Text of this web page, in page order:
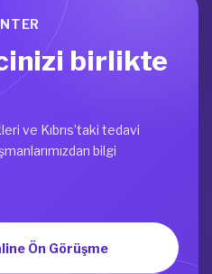
birlikte
ve Kıbrıs’taki tedavi
bilgi
Ön Görüşme